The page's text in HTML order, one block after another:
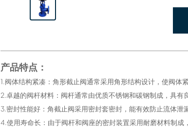
产品特点：
1.阀体结构紧凑：角形截止阀通常采用角形结构设计，使阀体
2.卓越的阀杆材料：阀杆通常由优质不锈钢和碳钢制成，具有
3.密封性能好：角截止阀采用密封套密封，能有效防止流体泄
4.使用寿命长：由于阀杆和阀座的密封装置采用耐磨材料制成